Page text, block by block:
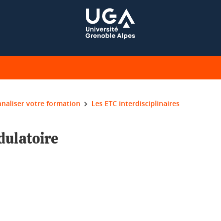
votre formation Les ETC interdisciplinaires